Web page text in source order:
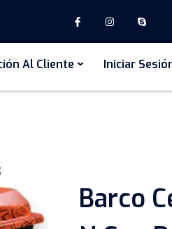
Al Cliente Iniciar
Barco